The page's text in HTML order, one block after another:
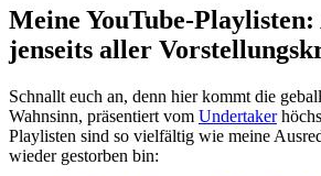
Meine YouTube-
jenseits aller
Schnallt euch an, denn hier kommt die
Wahnsinn, präsentiert vom Undertaker
Playlisten sind so vielfältig wie meine
wieder gestorben bin: